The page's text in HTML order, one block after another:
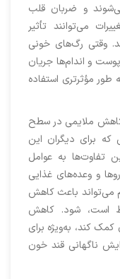
و ضربان قلب
می‌توانند تأثیر
وقتی رگ‌های خونی
و اندام‌ها جریان
مؤثرتری استفاده
کاهش ملایمی در سطح
برای دیگران این
تفاوت‌ها به عوامل
و وعده‌های غذایی
می‌تواند باعث کاهش
است، شود. کاهش
کند، به‌ویژه برای
ناگهانی قند خون